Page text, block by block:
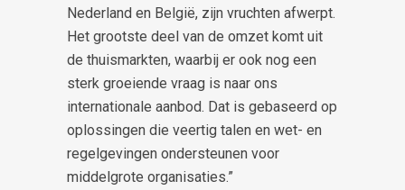
Nederland en België, zijn vruchten afwerpt.
Het grootste deel van de omzet komt uit
de thuismarkten, waarbij er ook nog een
sterk groeiende vraag is naar ons
internationale aanbod. Dat is gebaseerd op
oplossingen die veertig talen en wet- en
regelgevingen ondersteunen voor
middelgrote organisaties.”